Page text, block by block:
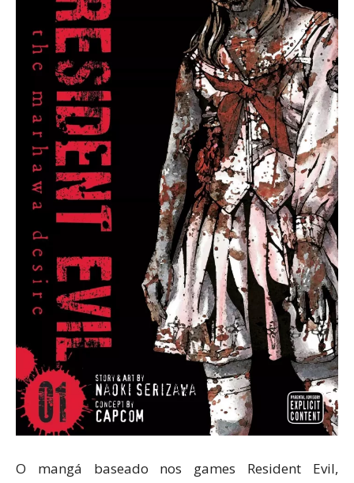
O mangá baseado nos games Resident Evil,